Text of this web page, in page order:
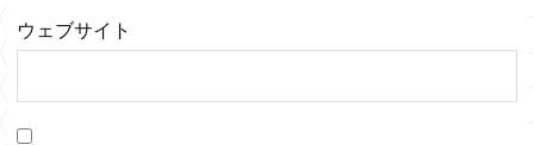
ウェブサイト